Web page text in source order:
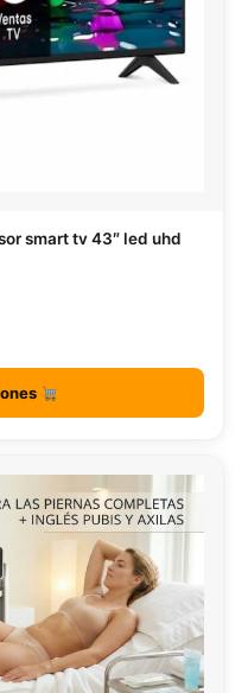
smart tv 43″ led uhd